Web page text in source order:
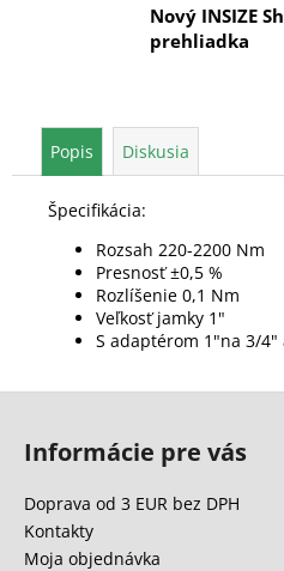
Nový INSIZE
prehliadka
Popis Diskusia
Špecifikácia:
Rozsah 220-2200 Nm
Presnosť ±0,5 %
Rozlíšenie 0,1 Nm
Veľkosť jamky 1"
S adaptérom 1"na 3/4"
Informácie pre vás
Doprava od 3 EUR bez DPH
Kontakty
Moja objednávka